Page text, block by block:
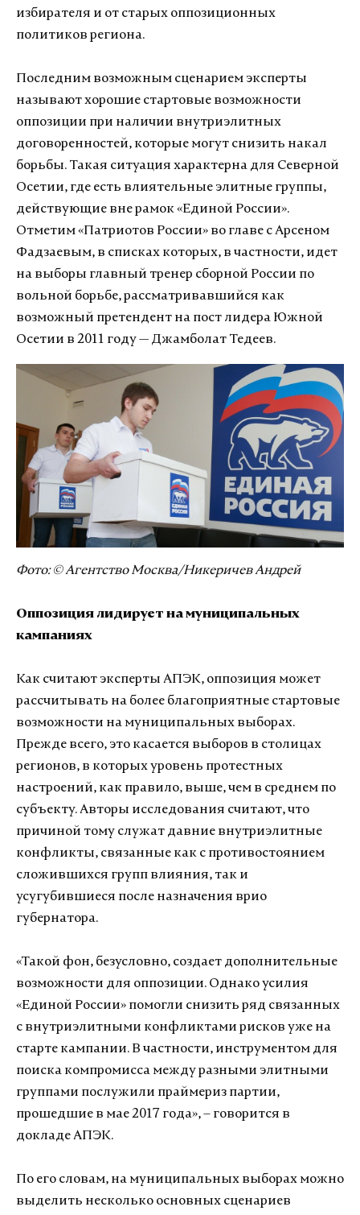
избирателя и от старых оппозиционных
политиков региона.
Последним возможным сценарием эксперты
называют хорошие стартовые возможности
оппозиции при наличии внутриэлитных
договоренностей, которые могут снизить накал
борьбы. Такая ситуация характерна для Северной
Осетии, где есть влиятельные элитные группы,
действующие вне рамок «Единой России».
Отметим «Патриотов России» во главе с Арсеном
Фадзаевым, в списках которых, в частности, идет
на выборы главный тренер сборной России по
вольной борьбе, рассматривавшийся как
возможный претендент на пост лидера Южной
Осетии в 2011 году — Джамболат Тедеев.
Фото: © Агентство Москва/Никеричев Андрей
Оппозиция лидирует на муниципальных
кампаниях
Как считают эксперты АПЭК, оппозиция может
рассчитывать на более благоприятные стартовые
возможности на муниципальных выборах.
Прежде всего, это касается выборов в столицах
регионов, в которых уровень протестных
настроений, как правило, выше, чем в среднем по
субъекту. Авторы исследования считают, что
причиной тому служат давние внутриэлитные
конфликты, связанные как с противостоянием
сложившихся групп влияния, так и
усугубившиеся после назначения врио
губернатора.
«Такой фон, безусловно, создает дополнительные
возможности для оппозиции. Однако усилия
«Единой России» помогли снизить ряд связанных
с внутриэлитными конфликтами рисков уже на
старте кампании. В частности, инструментом для
поиска компромисса между разными элитными
группами послужили праймериз партии,
прошедшие в мае 2017 года», – говорится в
докладе АПЭК.
По его словам, на муниципальных выборах можно
выделить несколько основных сценариев